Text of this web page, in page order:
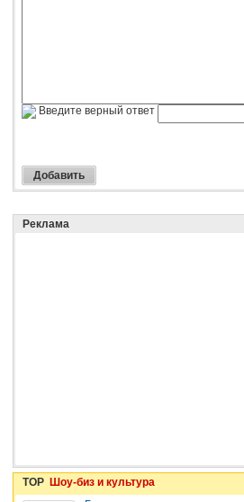
Введите верный ответ
Реклама
TOP Шоу-биз и культура